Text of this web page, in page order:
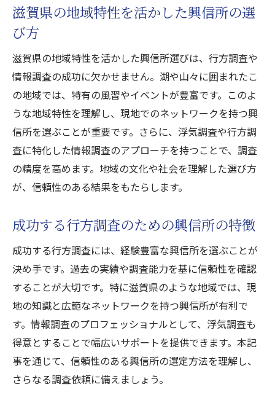
滋賀の興信所が提供する安心の行方調査
行方調査の重要性とその効果
心の安らぎを取り戻すための調査法
滋賀県で行方調査を依頼するメリット
滋賀県の地域特性を活かした興信所の選
び方
滋賀県の地域特性を活かした興信所選びは、行方調査や
情報調査の成功に欠かせません。湖や山々に囲まれたこ
の地域では、特有の風習やイベントが豊富です。このよ
うな地域特性を理解し、現地でのネットワークを持つ興
信所を選ぶことが重要です。さらに、浮気調査や行方調
査に特化した情報調査のアプローチを持つことで、調査
の精度を高めます。地域の文化や社会を理解した選び方
が、信頼性のある結果をもたらします。
成功する行方調査のための興信所の特徴
成功する行方調査には、経験豊富な興信所を選ぶことが
決め手です。過去の実績や調査能力を基に信頼性を確認
することが大切です。特に滋賀県のような地域では、現
地の知識と広範なネットワークを持つ興信所が有利で
す。情報調査のプロフェッショナルとして、浮気調査も
得意とすることで幅広いサポートを提供できます。本記
事を通じて、信頼性のある興信所の選定方法を理解し、
さらなる調査依頼に備えましょう。